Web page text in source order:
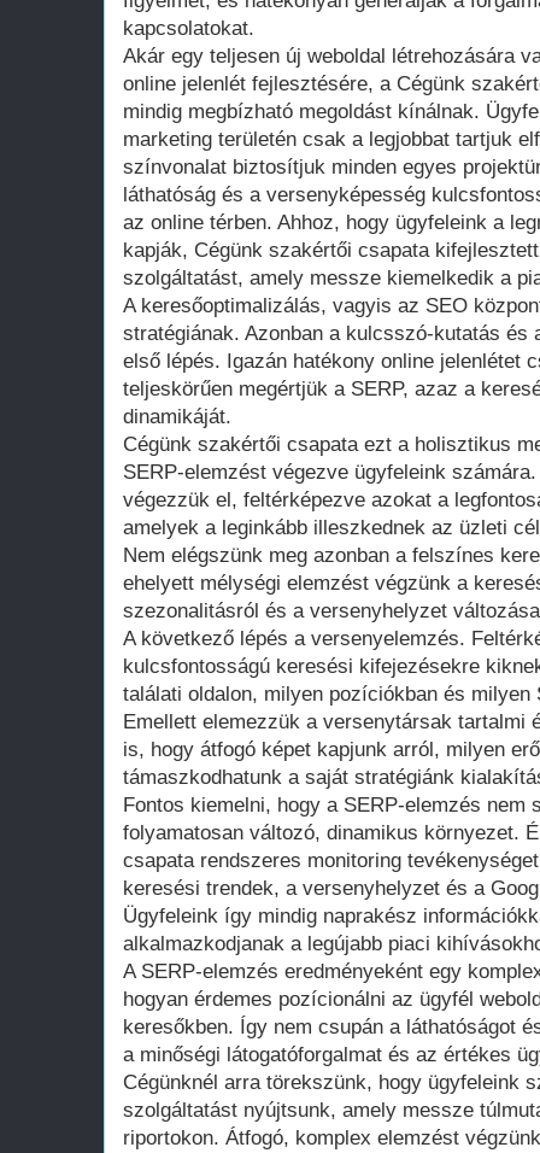
kapcsolatokat.
Akár egy teljesen új weboldal létrehozására
online jelenlét fejlesztésére, a Cégünk
mindig megbízható megoldást kínálnak.
marketing területén csak a legjobbat tartjuk
színvonalat biztosítjuk minden egyes
láthatóság és a versenyképesség
az online térben. Ahhoz, hogy ügyfeleink a
kapják, Cégünk szakértői csapata
szolgáltatást, amely messze kiemelkedik a
A keresőoptimalizálás, vagyis az SEO
stratégiának. Azonban a kulcsszó-kutatás és
első lépés. Igazán hatékony online jelenlétet
teljeskörűen megértjük a SERP, azaz a
dinamikáját.
Cégünk szakértői csapata ezt a holisztikus
SERP-elemzést végezve ügyfeleink
végezzük el, feltérképezve azokat a
amelyek a leginkább illeszkednek az üzleti
Nem elégszünk meg azonban a felszínes
ehelyett mélységi elemzést végzünk a
szezonalitásról és a versenyhelyzet
A következő lépés a versenyelemzés.
kulcsfontosságú keresési kifejezésekre
találati oldalon, milyen pozíciókban és
Emellett elemezzük a versenytársak tartalmi
is, hogy átfogó képet kapjunk arról, milyen
támaszkodhatunk a saját stratégiánk
Fontos kiemelni, hogy a SERP-elemzés nem
folyamatosan változó, dinamikus környezet.
csapata rendszeres monitoring
keresési trendek, a versenyhelyzet és a
Ügyfeleink így mindig naprakész
alkalmazkodjanak a legújabb piaci
A SERP-elemzés eredményeként egy
hogyan érdemes pozícionálni az ügyfél
keresőkben. Így nem csupán a láthatóságot
a minőségi látogatóforgalmat és az értékes
Cégünknél arra törekszünk, hogy ügyfeleink
szolgáltatást nyújtsunk, amely messze
riportokon. Átfogó, komplex elemzést